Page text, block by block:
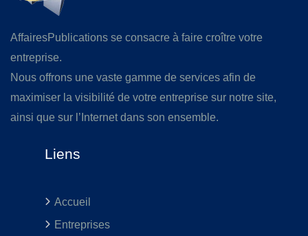
AffairesPublications se consacre à faire croître votre
entreprise.
Nous offrons une vaste gamme de services afin de
maximiser la visibilité de votre entreprise sur notre site,
ainsi que sur l’Internet dans son ensemble.
Liens
Accueil
Entreprises